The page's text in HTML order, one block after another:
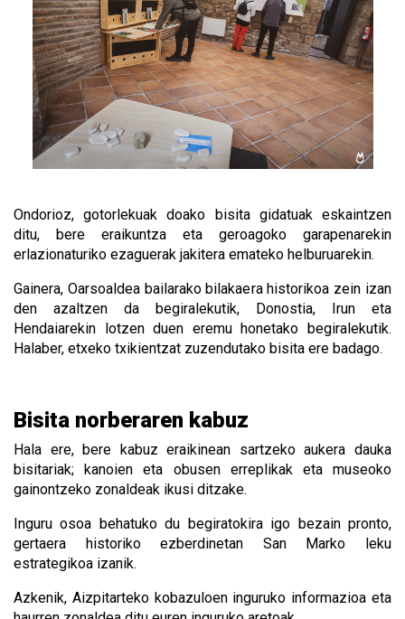
Ondorioz, gotorlekuak doako bisita gidatuak eskaintzen
ditu, bere eraikuntza eta geroagoko garapenarekin
erlazionaturiko ezaguerak jakitera emateko helburuarekin.
Gainera, Oarsoaldea bailarako bilakaera historikoa zein izan
den azaltzen da begiralekutik, Donostia, Irun eta
Hendaiarekin lotzen duen eremu honetako begiralekutik.
Halaber, etxeko txikientzat zuzendutako bisita ere badago.
Bisita norberaren kabuz
Hala ere, bere kabuz eraikinean sartzeko aukera dauka
bisitariak; kanoien eta obusen erreplikak eta museoko
gainontzeko zonaldeak ikusi ditzake.
Inguru osoa behatuko du begiratokira igo bezain pronto,
gertaera historiko ezberdinetan San Marko leku
estrategikoa izanik.
Azkenik, Aizpitarteko kobazuloen inguruko informazioa eta